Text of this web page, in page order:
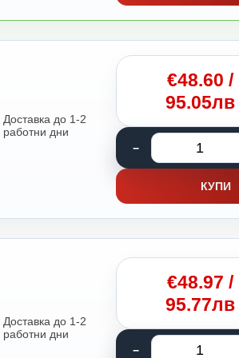
Доставка до 1-2
работни дни
€48.60 /
95.05лв
КУПИ
Доставка до 1-2
работни дни
€48.97 /
95.77лв